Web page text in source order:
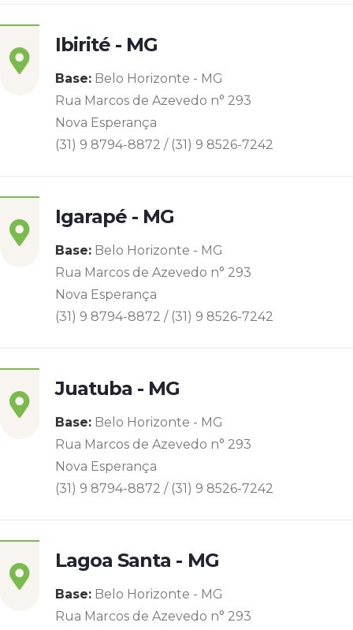
Ibirité - MG
Base: Belo Horizonte - MG
Rua Marcos de Azevedo n° 293
Nova Esperança
(31) 9 8794-8872 / (31) 9 8526-7242
Igarapé - MG
Base: Belo Horizonte - MG
Rua Marcos de Azevedo n° 293
Nova Esperança
(31) 9 8794-8872 / (31) 9 8526-7242
Juatuba - MG
Base: Belo Horizonte - MG
Rua Marcos de Azevedo n° 293
Nova Esperança
(31) 9 8794-8872 / (31) 9 8526-7242
Lagoa Santa - MG
Base: Belo Horizonte - MG
Rua Marcos de Azevedo n° 293